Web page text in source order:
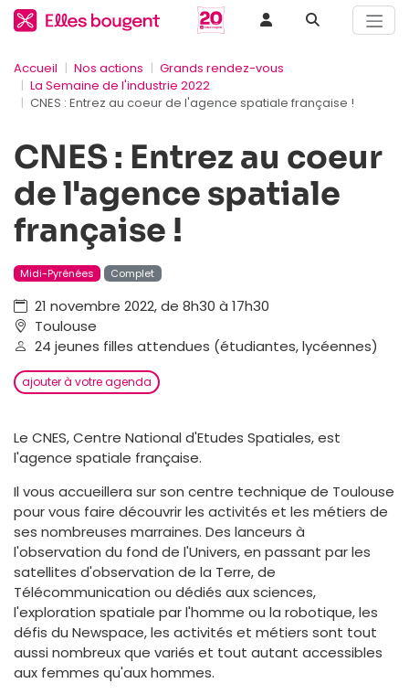
Accueil Nos actions
Grands rendez-vous
La Semaine de l'industrie 2022
CNES : Entrez au coeur de l'agence spatiale française !
CNES : Entrez au coeur
de l'agence spatiale
française !
Midi-Pyrénées Complet
21 novembre 2022, de 8h30 à 17h30
Toulouse
24 jeunes filles attendues (étudiantes, lycéennes)
ajouter à votre agenda
Le CNES, Centre National d'Etudes Spatiales, est
l'agence spatiale française.
Il vous accueillera sur son centre technique de Toulouse
pour vous faire découvrir les activités et les métiers de
ses nombreuses marraines. Des lanceurs à
l'observation du fond de l'Univers, en passant par les
satellites d'observation de la Terre, de
Télécommunication ou dédiés aux sciences,
l'exploration spatiale par l'homme ou la robotique, les
défis du Newspace, les activités et métiers sont tout
aussi nombreux que variés et tout autant accessibles
aux femmes qu'aux hommes.